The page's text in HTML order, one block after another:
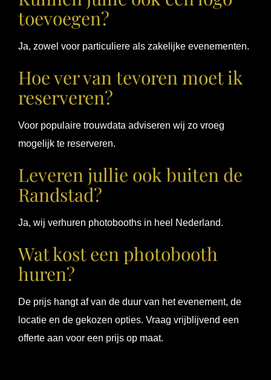
toevoegen?
Ja, zowel voor particuliere als zakelijke evenementen.
Hoe ver van tevoren moet ik
reserveren?
Voor populaire trouwdata adviseren wij zo vroeg
mogelijk te reserveren.
Leveren jullie ook buiten de
Randstad?
Ja, wij verhuren photobooths in heel Nederland.
Wat kost een photobooth
huren?
De prijs hangt af van de duur van het evenement, de
locatie en de gekozen opties. Vraag vrijblijvend een
offerte aan voor een prijs op maat.